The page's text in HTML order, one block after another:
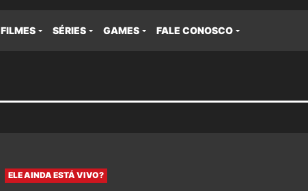
FILMES SÉRIES GAMES FALE CONOSCO
ELE AINDA ESTÁ VIVO?